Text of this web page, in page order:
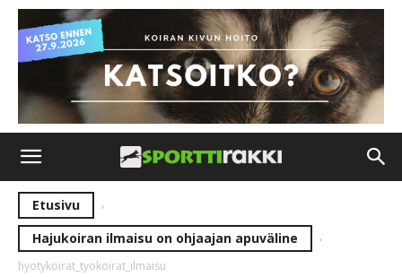
Etusivu
Hajukoiran ilmaisu on ohjaajan apuväline
hyotykoirat_tyokoirat_ilmaisu